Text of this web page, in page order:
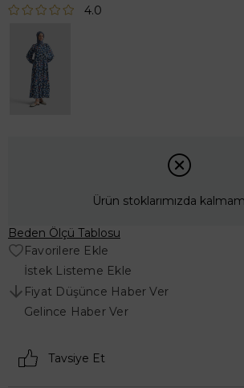
4.0
Ürün stoklarımızda
Beden Ölçü Tablosu
Favorilere Ekle
İstek Listeme Ekle
Fiyat Düşünce Haber Ver
Gelince Haber Ver
Tavsiye Et